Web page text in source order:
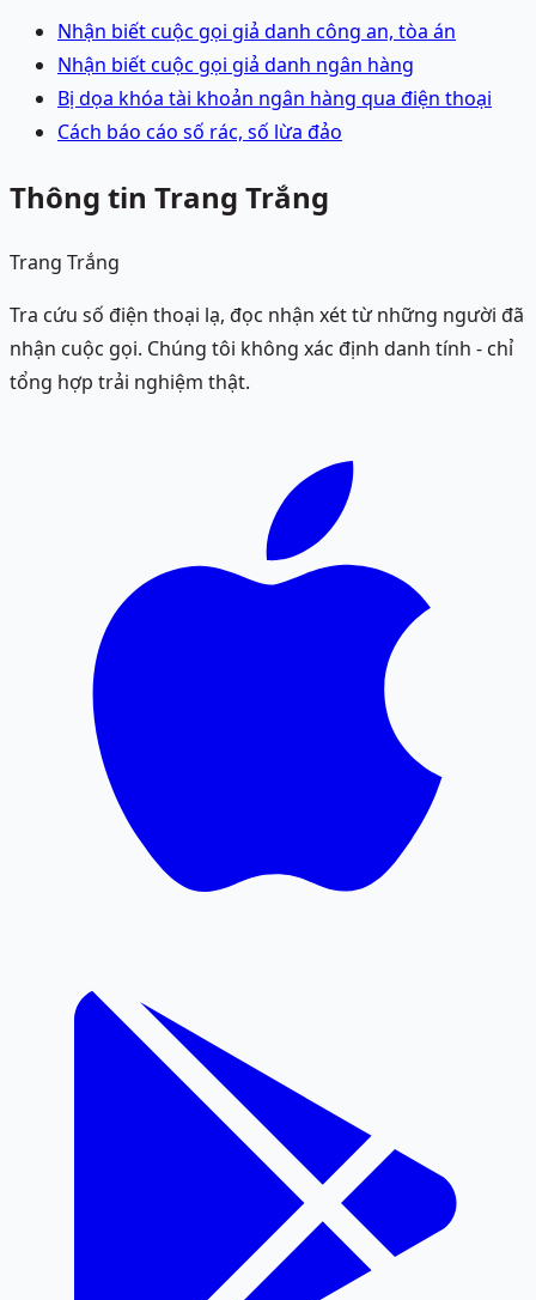
Nhận biết cuộc gọi giả danh công an, tòa án
Nhận biết cuộc gọi giả danh ngân hàng
Bị dọa khóa tài khoản ngân hàng qua điện thoại
Cách báo cáo số rác, số lừa đảo
Thông tin Trang Trắng
Trang Trắng
Tra cứu số điện thoại lạ, đọc nhận xét từ những người đã
nhận cuộc gọi. Chúng tôi không xác định danh tính - chỉ
tổng hợp trải nghiệm thật.